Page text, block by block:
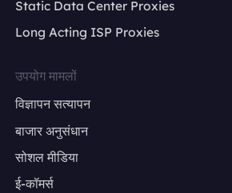
Static Data Center Proxies
Long Acting ISP Proxies
उपयोग मामलों
विज्ञापन सत्यापन
बाजार अनुसंधान
सोशल मीडिया
ई-कॉमर्स